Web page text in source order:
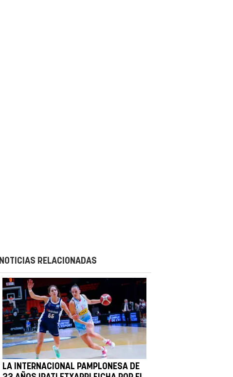
NOTICIAS RELACIONADAS
LA INTERNACIONAL PAMPLONESA DE